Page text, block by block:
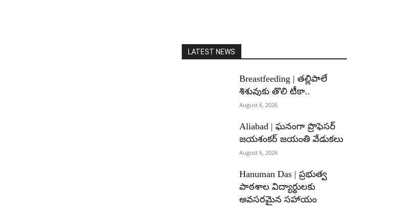
LATEST NEWS
Breastfeeding | తల్లిపాలే
శిశువుకు తొలి టీకా..
August 6, 2026
Aliabad | ఘనంగా ప్రొఫెసర్
జయశంకర్ జయంతి వేడుకలు
August 6, 2026
Hanuman Das | ప్రభుత్వ
పాఠశాల విద్యార్థులకు
అవసరమైన సహాయం